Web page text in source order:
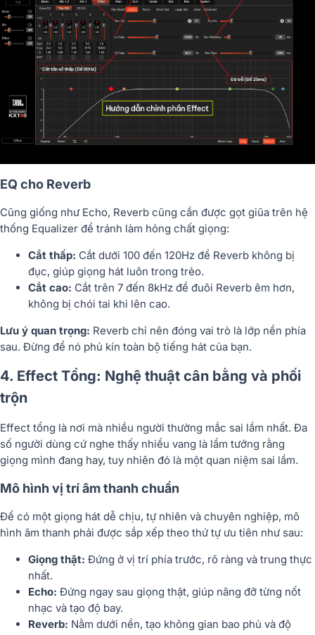
EQ cho Reverb
Cũng giống như Echo, Reverb cũng cần được gọt giũa trên hệ
thống Equalizer để tránh làm hỏng chất giọng:
Cắt thấp: Cắt dưới 100 đến 120Hz để Reverb không bị
đục, giúp giọng hát luôn trong trẻo.
Cắt cao: Cắt trên 7 đến 8kHz để đuôi Reverb êm hơn,
không bị chói tai khi lên cao.
Lưu ý quan trọng: Reverb chỉ nên đóng vai trò là lớp nền phía
sau. Đừng để nó phủ kín toàn bộ tiếng hát của bạn.
4. Effect Tổng: Nghệ thuật cân bằng và phối
trộn
Effect tổng là nơi mà nhiều người thường mắc sai lầm nhất. Đa
số người dùng cứ nghe thấy nhiều vang là lầm tưởng rằng
giọng mình đang hay, tuy nhiên đó là một quan niệm sai lầm.
Mô hình vị trí âm thanh chuẩn
Để có một giọng hát dễ chịu, tự nhiên và chuyên nghiệp, mô
hình âm thanh phải được sắp xếp theo thứ tự ưu tiên như sau:
Giọng thật: Đứng ở vị trí phía trước, rõ ràng và trung thực
nhất.
Echo: Đứng ngay sau giọng thật, giúp nâng đỡ từng nốt
nhạc và tạo độ bay.
Reverb: Nằm dưới nền, tạo không gian bao phủ và độ